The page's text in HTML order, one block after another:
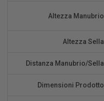
Altezza Manubrio
Altezza Sella
Distanza Manubrio/Sella
Dimensioni Prodotto